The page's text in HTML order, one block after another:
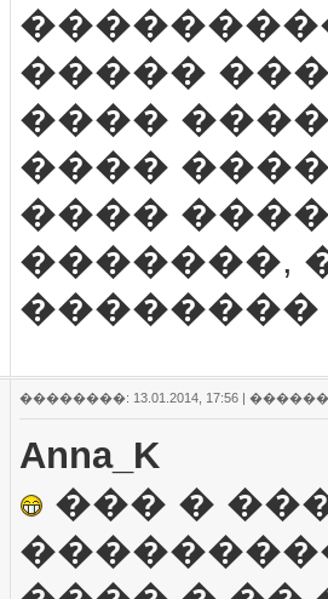
�����
����
����
����
�������,
��������: 13.01.2014, 17:56 |
Anna_K
��� �